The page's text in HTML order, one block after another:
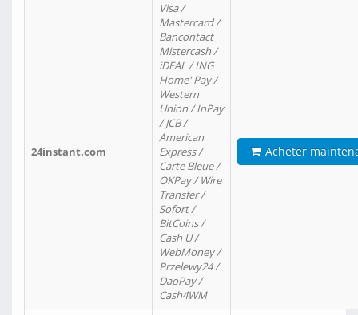
24instant.com
Visa /
Mastercard /
Bancontact
Mistercash /
iDEAL / ING
Home' Pay /
Western
Union / InPay
/ JCB /
American
Express /
Carte Bleue /
OKPay / Wire
Transfer /
Sofort /
BitCoins /
Cash U /
WebMoney /
Przelewy24 /
DaoPay /
Cash4WM
Acheter